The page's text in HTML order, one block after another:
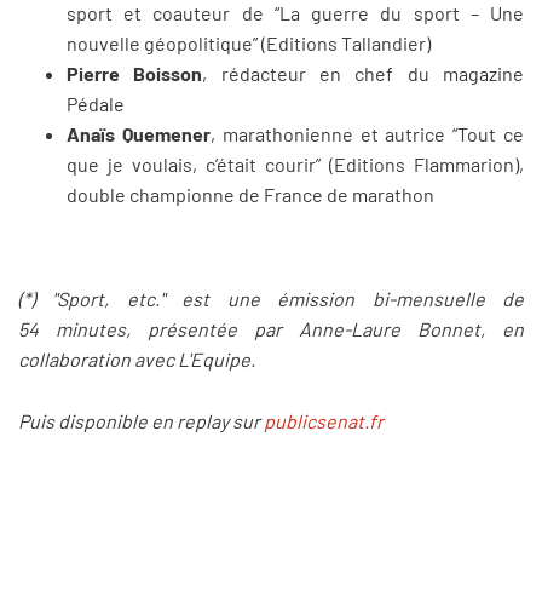
sport et coauteur de “La guerre du sport – Une
nouvelle géopolitique” (Editions Tallandier)
Pierre Boisson, rédacteur en chef du magazine
Pédale
Anaïs Quemener, marathonienne et autrice “Tout ce
que je voulais, c’était courir” (Editions Flammarion),
double championne de France de marathon
(*) "Sport, etc." est une émission bi-mensuelle de
54 minutes, présentée par Anne-Laure Bonnet, en
collaboration avec L'Equipe.
Puis disponible en replay sur publicsenat.fr